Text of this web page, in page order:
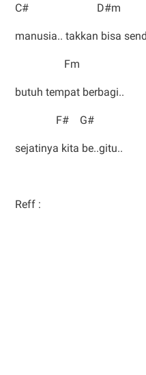
C# D#m
manusia.. takkan bisa
Fm
butuh tempat berbagi..
F# G#
sejatinya kita be..gitu..
Reff :